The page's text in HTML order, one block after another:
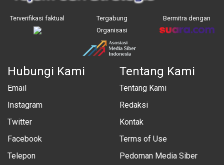
Terverifikasi faktual
Tergabung
Organisasi
Bermitra dengan
Hubungi Kami
Email
Instagram
Twitter
Facebook
Telepon
Tentang Kami
Tentang Kami
Redaksi
Kontak
Terms of Use
Pedoman Media Siber